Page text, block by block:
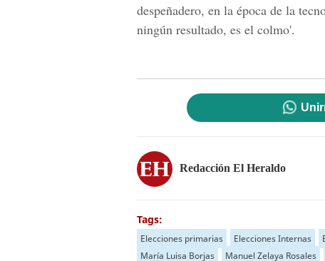
despeñadero, en la época de la
ningún resultado, es el colmo'.
Redacción El Heraldo
Tags:
Elecciones primarias Elecciones Internas
María Luisa Borjas
Manuel Zelaya Rosales